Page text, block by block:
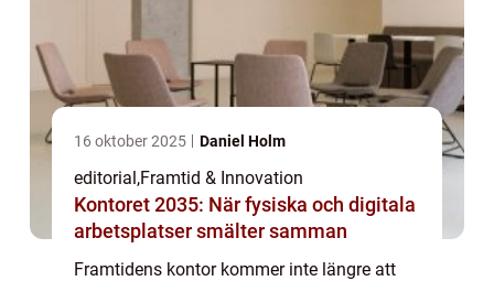
16 oktober 2025 Daniel Holm
editorial,Framtid & Innovation
Kontoret 2035: När fysiska och digitala
arbetsplatser smälter samman
Framtidens kontor kommer inte längre att